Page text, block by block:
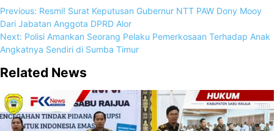
Previous: Resmi! Surat Keputusan Gubernur NTT PAW Dony Mooy
Dari Jabatan Anggota DPRD Alor
Next: Polisi Amankan Seorang Pelaku Pemerkosaan Terhadap Anak
Angkatnya Sendiri di Sumba Timur
Related News